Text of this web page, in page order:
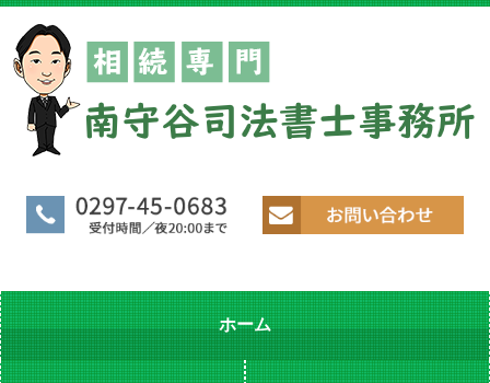
ホーム